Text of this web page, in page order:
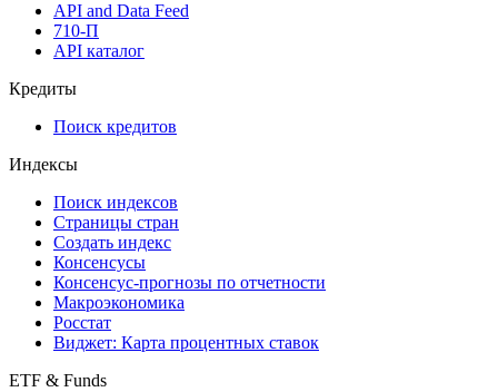
API and Data Feed
710-П
API каталог
Кредиты
Поиск кредитов
Индексы
Поиск индексов
Страницы стран
Создать индекс
Консенсусы
Консенсус-прогнозы по отчетности
Макроэкономика
Росстат
Виджет: Карта процентных ставок
ETF & Funds